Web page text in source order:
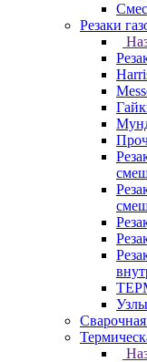
Резаки